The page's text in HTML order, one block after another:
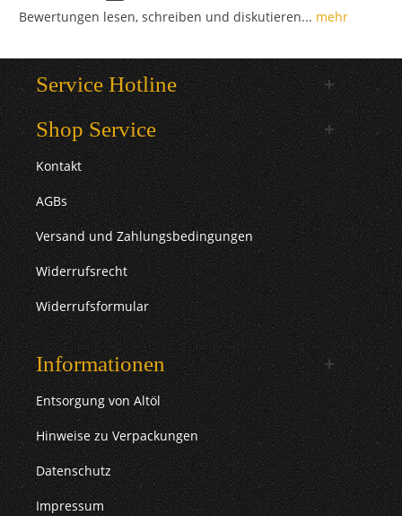
Bewertungen lesen, schreiben und diskutieren... mehr
Service Hotline
Shop Service
Kontakt
AGBs
Versand und Zahlungsbedingungen
Widerrufsrecht
Widerrufsformular
Informationen
Entsorgung von Altöl
Hinweise zu Verpackungen
Datenschutz
Impressum